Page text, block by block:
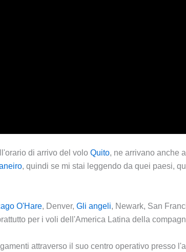
di arrivo del volo Quito, ne arrivano anche
, quindi se mi stai leggendo da quei paesi,
O'Hare, Denver, Gli angeli, Newark, San
per i voli dell'America Latina della
attraverso il suo centro operativo presso